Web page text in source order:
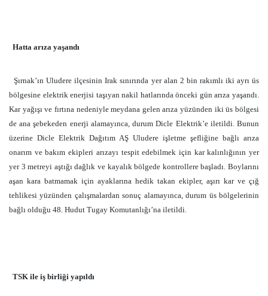
Hatta arıza yaşandı
Şırnak’ın Uludere ilçesinin Irak sınırında yer alan 2 bin rakımlı iki ayrı üs
bölgesine elektrik enerjisi taşıyan nakil hatlarında önceki gün arıza yaşandı.
Kar yağışı ve fırtına nedeniyle meydana gelen arıza yüzünden iki üs bölgesi
de ana şebekeden enerji alamayınca, durum Dicle Elektrik’e iletildi. Bunun
üzerine Dicle Elektrik Dağıtım AŞ Uludere işletme şefliğine bağlı arıza
onarım ve bakım ekipleri arızayı tespit edebilmek için kar kalınlığının yer
yer 3 metreyi aştığı dağlık ve kayalık bölgede kontrollere başladı. Boylarını
aşan kara batmamak için ayaklarına hedik takan ekipler, aşırı kar ve çığ
tehlikesi yüzünden çalışmalardan sonuç alamayınca, durum üs bölgelerinin
bağlı olduğu 48. Hudut Tugay Komutanlığı’na iletildi.
TSK ile iş birliği yapıldı